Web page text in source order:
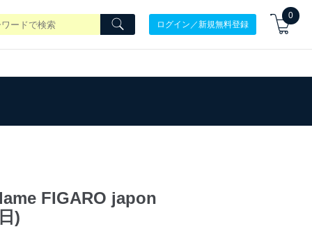
ログイン／新規無料登録
0
FIGARO japon
)